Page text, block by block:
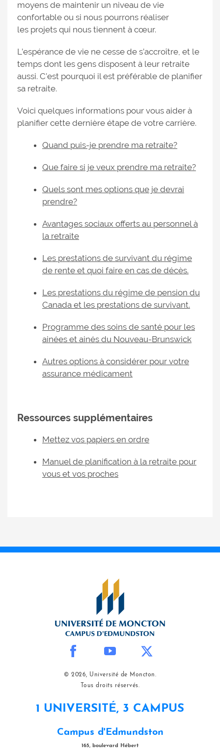
moyens de maintenir un niveau de vie
confortable ou si nous pourrons réaliser
les projets qui nous tiennent à cœur.
L’espérance de vie ne cesse de s’accroître, et le
temps dont les gens disposent à leur retraite
aussi. C'est pourquoi il est préférable de planifier
sa retraite.
Voici quelques informations pour vous aider à
planifier cette dernière étape de votre carrière.
Quand puis-je prendre ma retraite?
Que faire si je veux prendre ma retraite?
Quels sont mes options que je devrai
prendre?
Avantages sociaux offerts au personnel à
la retraite
Les prestations de survivant du régime
de rente et quoi faire en cas de décès.
Les prestations du régime de pension du
Canada et les prestations de survivant.
Programme des soins de santé pour les
ainées et ainés du Nouveau-Brunswick
Autres options à considérer pour votre
assurance médicament
Ressources supplémentaires
Mettez vos papiers en ordre
Manuel de planification à la retraite pour
vous et vos proches
© 2026, Université de Moncton.
Tous droits réservés.
1 UNIVERSITÉ, 3 CAMPUS
Campus d'Edmundston
165, boulevard Hébert